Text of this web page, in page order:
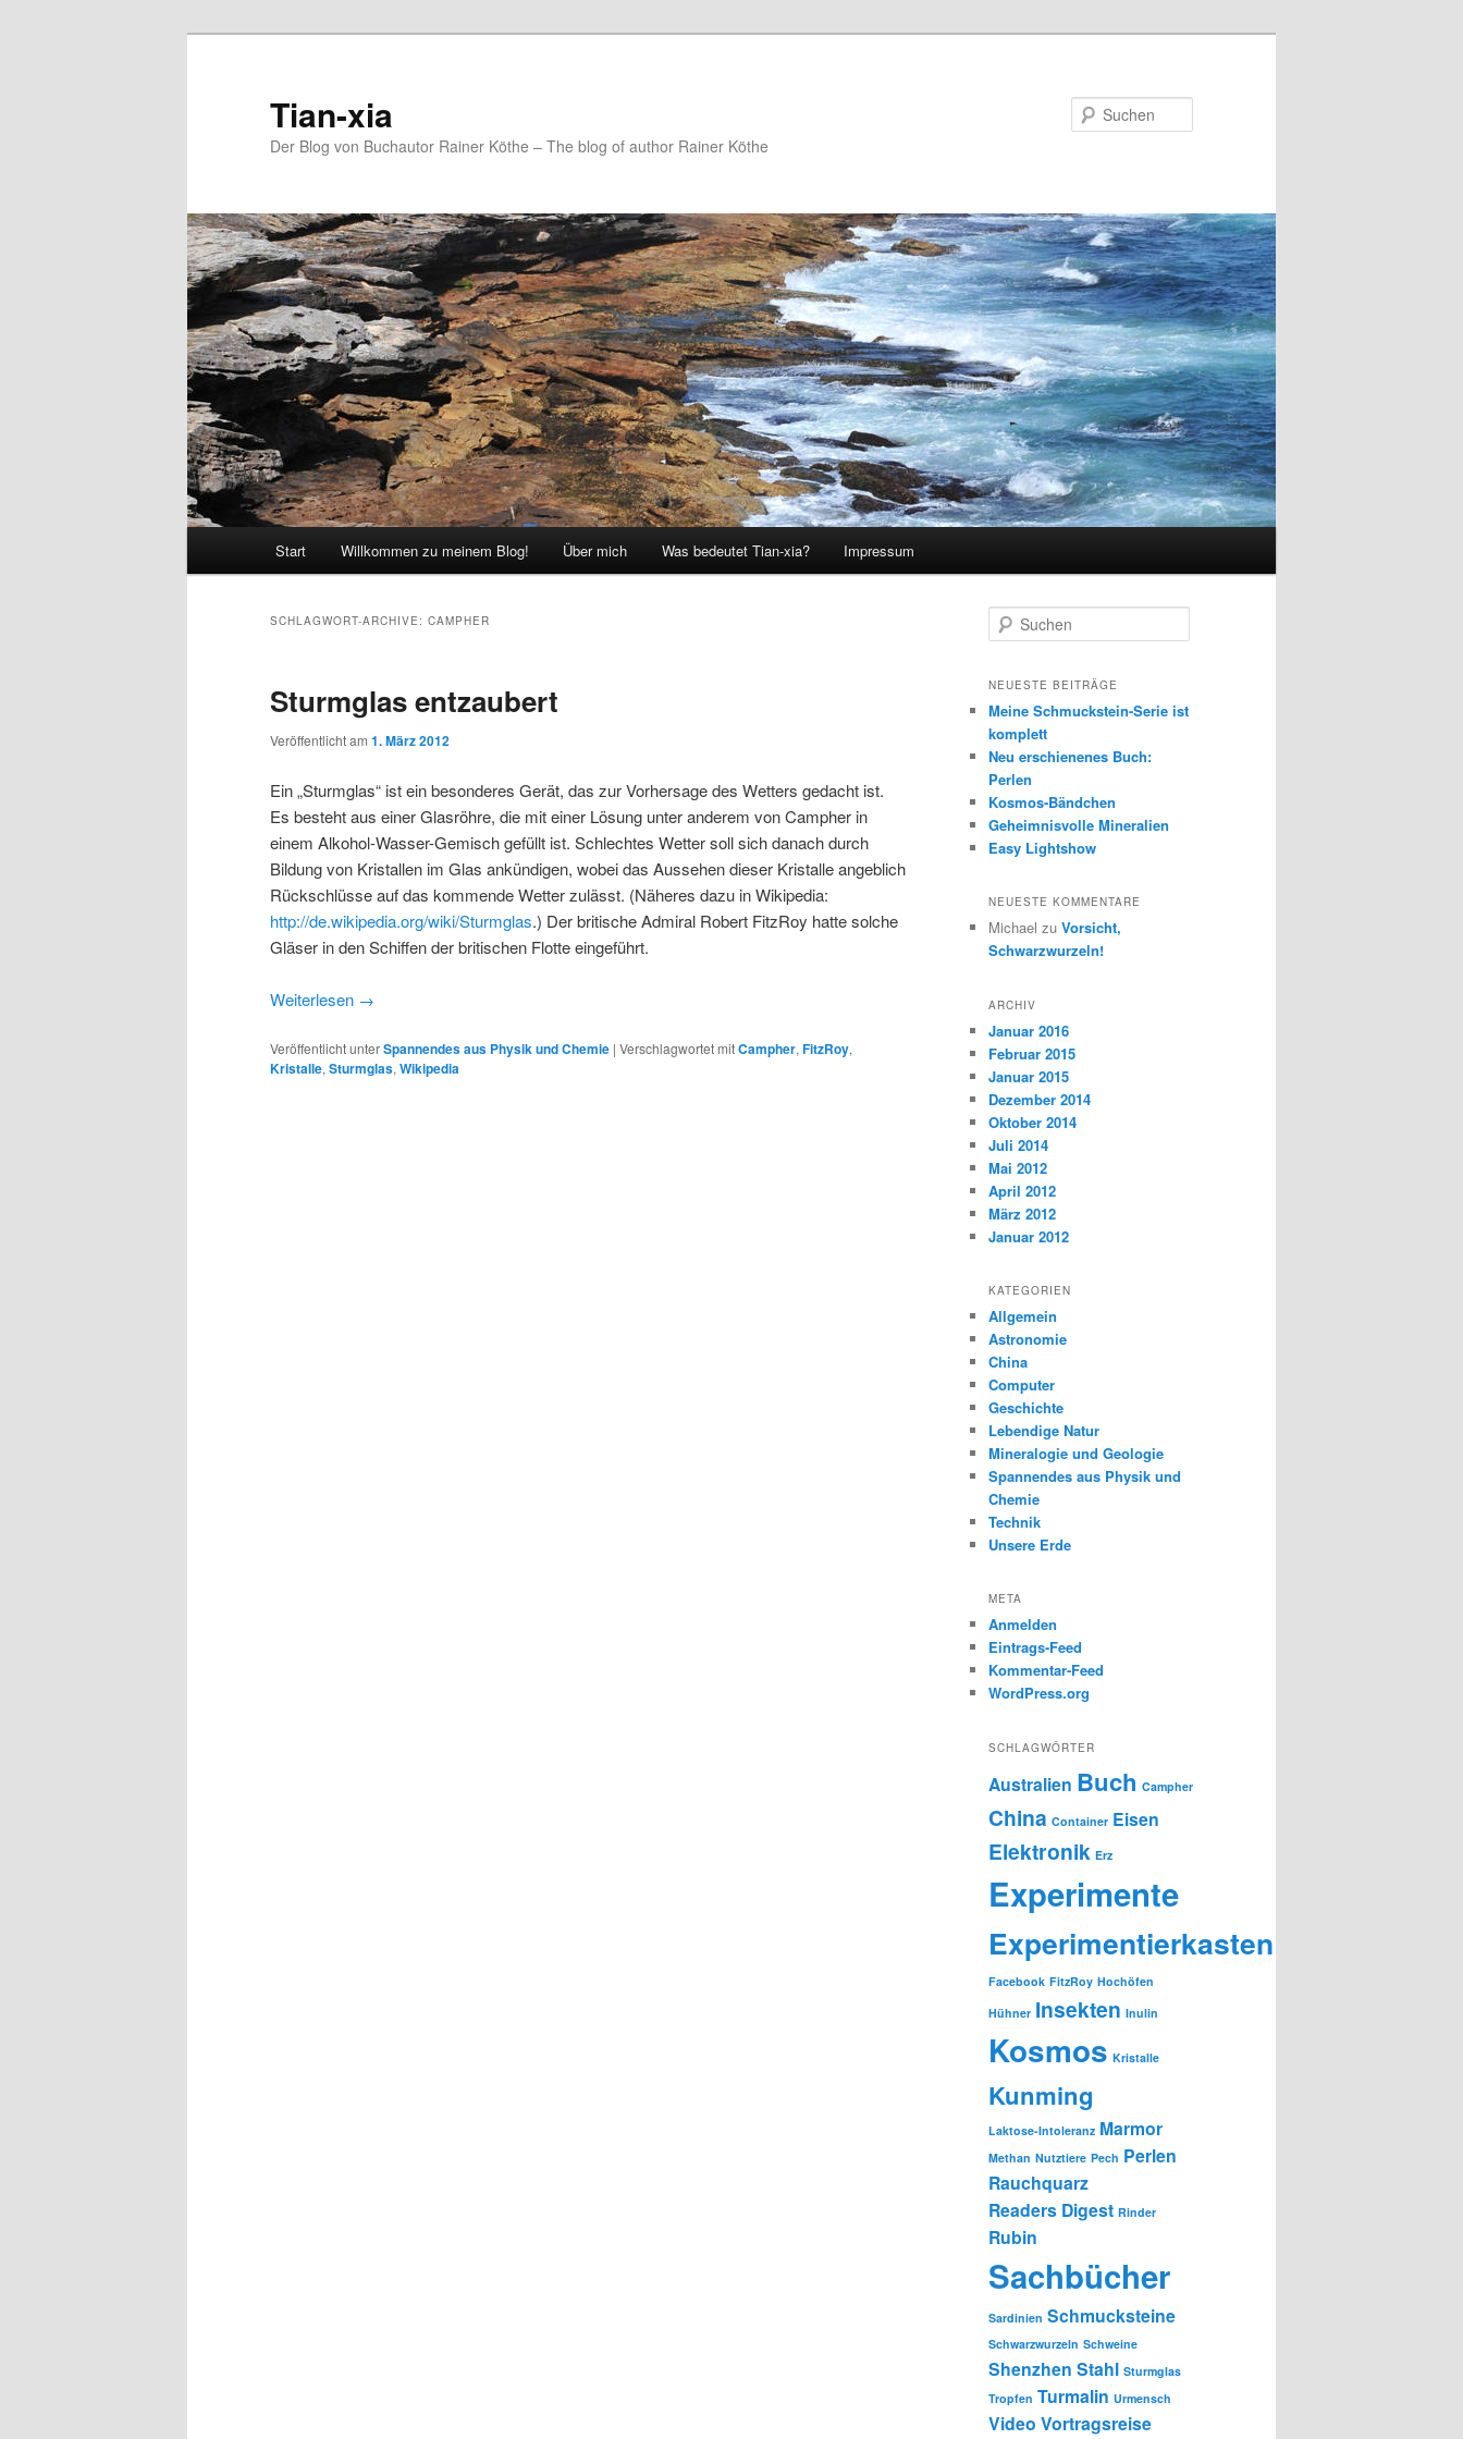
Tian-xia
Der Blog von Buchautor Rainer Köthe – The blog of author Rainer Köthe
Start Willkommen zu meinem Blog! Über mich Was bedeutet Tian-xia? Impressum
SCHLAGWORT-ARCHIVE: CAMPHER
Sturmglas entzaubert
Veröffentlicht am 1. März 2012
Ein „Sturmglas“ ist ein besonderes Gerät, das zur Vorhersage des Wetters gedacht ist.
Es besteht aus einer Glasröhre, die mit einer Lösung unter anderem von Campher in
einem Alkohol-Wasser-Gemisch gefüllt ist. Schlechtes Wetter soll sich danach durch
Bildung von Kristallen im Glas ankündigen, wobei das Aussehen dieser Kristalle angeblich
Rückschlüsse auf das kommende Wetter zulässt. (Näheres dazu in Wikipedia:
http://de.wikipedia.org/wiki/Sturmglas.) Der britische Admiral Robert FitzRoy hatte solche
Gläser in den Schiffen der britischen Flotte eingeführt.
Weiterlesen →
Veröffentlicht unterSpannendes aus Physik und Chemie | Verschlagwortet mitCampher, FitzRoy,
Kristalle, Sturmglas, Wikipedia
u
h
n
NEUESTE BEITRÄGE
Meine Schmuckstein-Serie ist
komplett
Neu erschienenes Buch:
Perlen
Kosmos-Bändchen
Geheimnisvolle Mineralien
Easy Lightshow
NEUESTE KOMMENTARE
Michael zu Vorsicht,
Schwarzwurzeln!
ARCHIV
Januar 2016
Februar 2015
Januar 2015
Dezember 2014
Oktober 2014
Juli 2014
Mai 2012
April 2012
März 2012
Januar 2012
KATEGORIEN
Allgemein
Astronomie
China
Computer
Geschichte
Lebendige Natur
Mineralogie und Geologie
Spannendes aus Physik und
Chemie
Technik
Unsere Erde
META
Anmelden
Eintrags-Feed
Kommentar-Feed
WordPress.org
SCHLAGWÖRTER
Australien Buch Campher
China Container Eisen
Elektronik Erz
Experimente
Experimentierkasten
Facebook FitzRoy Hochöfen
Hühner Insekten Inulin
Kosmos Kristalle
Kunming
Laktose-Intoleranz Marmor
Methan Nutztiere Pech Perlen
Rauchquarz
Readers Digest Rinder
Rubin
Sachbücher
Sardinien Schmucksteine
Schwarzwurzeln Schweine
Shenzhen Stahl Sturmglas
Tropfen Turmalin Urmensch
Video Vortragsreise